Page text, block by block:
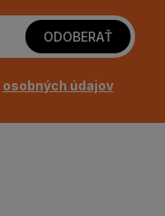
ODOBERAŤ
osobných údajov